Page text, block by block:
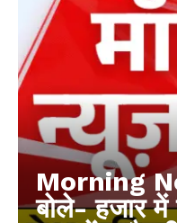
Morning
बोले- हजार